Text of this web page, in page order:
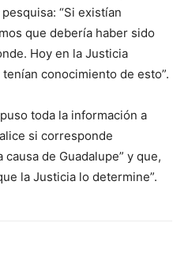
“Si existían
que debería haber sido
Hoy en la Justicia
conocimiento de esto”.
toda la información a
si corresponde
de Guadalupe” y que,
la Justicia lo determine”.